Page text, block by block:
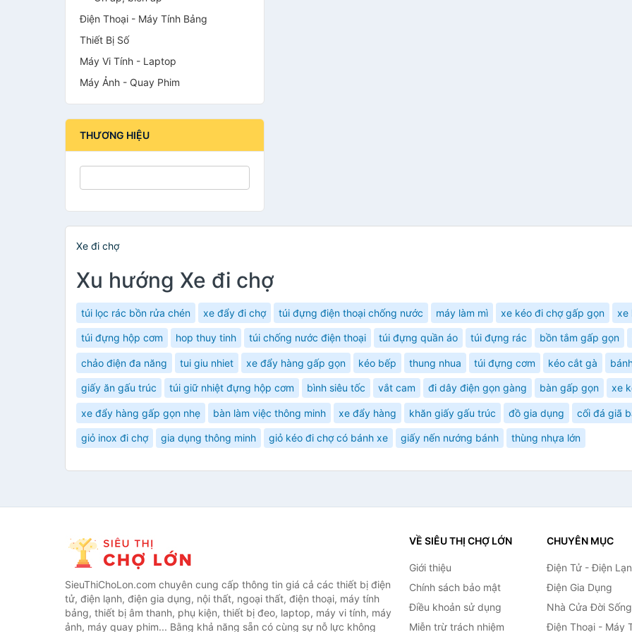
Điện Thoại - Máy Tính Bảng
Thiết Bị Số
Máy Vi Tính - Laptop
Máy Ảnh - Quay Phim
THƯƠNG HIỆU
Xe đi chợ
Xu hướng Xe đi chợ
túi lọc rác bồn rửa chén xe đẩy đi chợ túi đựng điện thoại chống nước máy làm mì xe kéo đi chợ gấp gọn xe
túi đựng hộp cơm hop thuy tinh túi chống nước điện thoại túi đựng quần áo túi đựng rác bồn tắm gấp gọn
chảo điện đa năng tui giu nhiet xe đẩy hàng gấp gọn kéo bếp thung nhua túi đựng cơm kéo cắt gà
giấy ăn gấu trúc túi giữ nhiệt đựng hộp cơm bình siêu tốc vắt cam đi dây điện gọn gàng bàn gấp gọn xe
xe đẩy hàng gấp gọn nhẹ bàn làm việc thông minh xe đẩy hàng khăn giấy gấu trúc đồ gia dụng cối đá giã
giỏ inox đi chợ gia dụng thông minh giỏ kéo đi chợ có bánh xe giấy nến nướng bánh thùng nhựa lớn
SieuThiChoLon.com chuyên cung cấp thông tin giá cả các thiết bị điện
tử, điện lạnh, điện gia dụng, nội thất, ngoại thất, điện thoại, máy tính
bảng, thiết bị âm thanh, phụ kiện, thiết bị đeo, laptop, máy vi tính, máy
ảnh, máy quay phim... Bằng khả năng sẵn có cùng sự nỗ lực không
VỀ SIÊU THỊ CHỢ LỚN
Giới thiệu
Chính sách bảo mật
Điều khoản sử dụng
Miễn trừ trách nhiệm
CHUYÊN MỤC
Điện Tử - Điện
Điện Gia Dụng
Nhà Cửa Đời Sống
Điện Thoại - Máy